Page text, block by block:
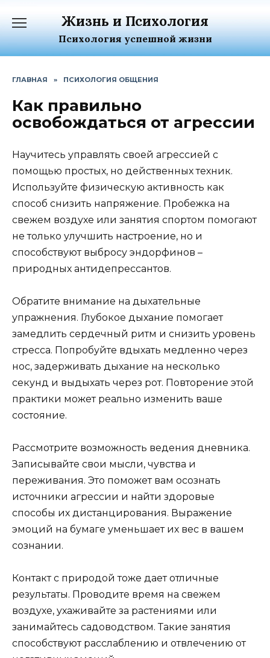
содержанию
Жизнь и Психология
Психология успешной жизни
ГЛАВНАЯ » ПСИХОЛОГИЯ ОБЩЕНИЯ
Как правильно
освобождаться от агрессии
Научитесь управлять своей агрессией с
помощью простых, но действенных техник.
Используйте физическую активность как
способ снизить напряжение. Пробежка на
свежем воздухе или занятия спортом помогают
не только улучшить настроение, но и
способствуют выбросу эндорфинов –
природных антидепрессантов.
Обратите внимание на дыхательные
упражнения. Глубокое дыхание помогает
замедлить сердечный ритм и снизить уровень
стресса. Попробуйте вдыхать медленно через
нос, задерживать дыхание на несколько
секунд и выдыхать через рот. Повторение этой
практики может реально изменить ваше
состояние.
Рассмотрите возможность ведения дневника.
Записывайте свои мысли, чувства и
переживания. Это поможет вам осознать
источники агрессии и найти здоровые
способы их дистанцирования. Выражение
эмоций на бумаге уменьшает их вес в вашем
сознании.
Контакт с природой тоже дает отличные
результаты. Проводите время на свежем
воздухе, ухаживайте за растениями или
занимайтесь садоводством. Такие занятия
способствуют расслаблению и отвлечению от